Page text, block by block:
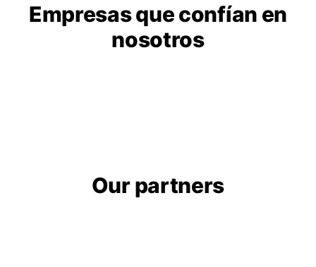
Empresas que confían en
nosotros
Our partners